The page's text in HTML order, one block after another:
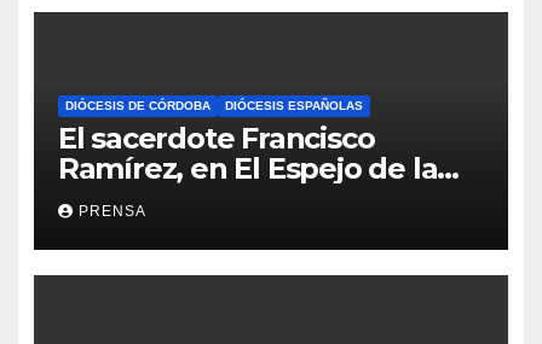
DIÓCESIS DE CÓRDOBA DIÓCESIS ESPAÑOLAS
El sacerdote Francisco
Ramírez, en El Espejo de la
Iglesia
PRENSA